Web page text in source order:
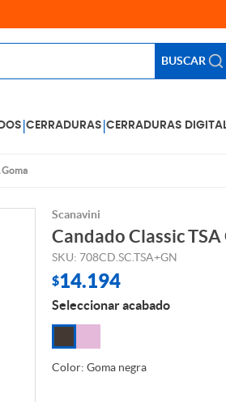
BUSCAR
|CERRADURAS |CERRADURAS
Goma
Scanavini
Candado Classic TSA
SKU: 708CD.SC.TSA+GN
$14.194
Seleccionar acabado
Color: Goma negra